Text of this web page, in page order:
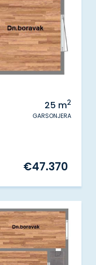
25 m2
GARSONJERA
€47.370